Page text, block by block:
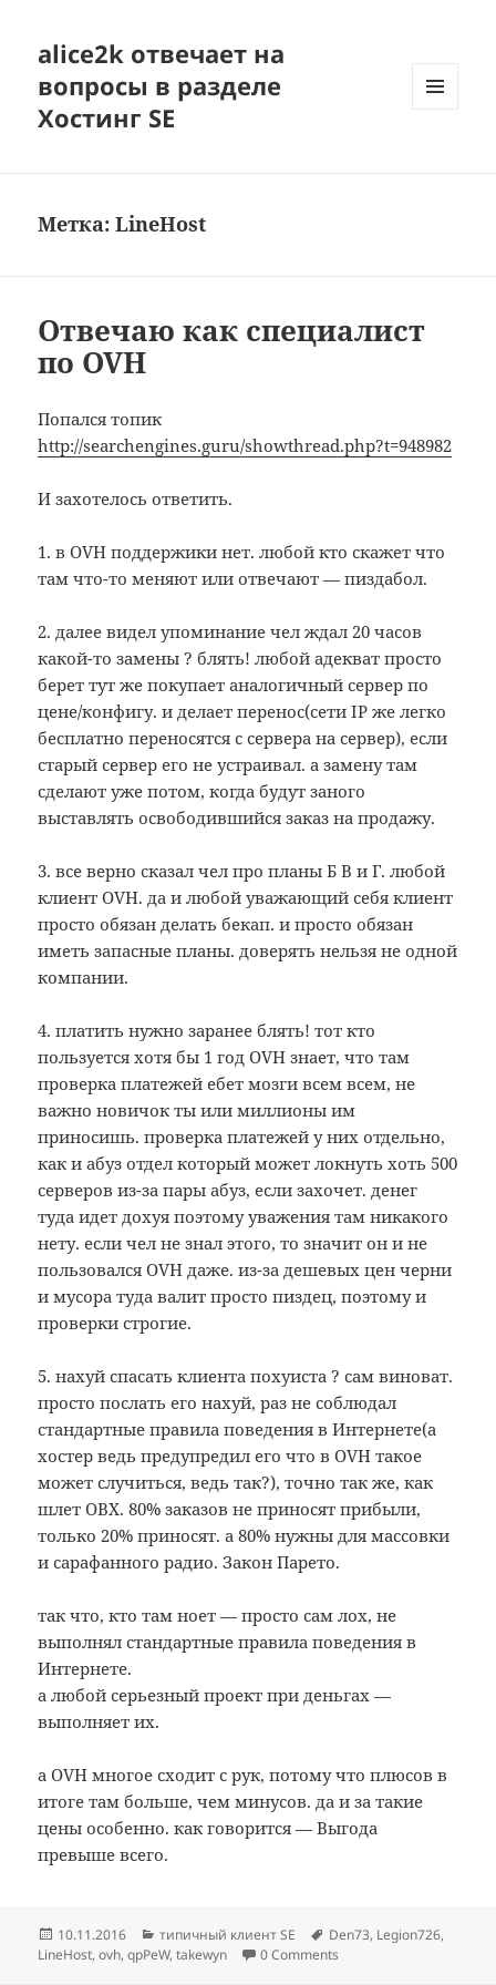
alice2k отвечает на
вопросы в разделе
Хостинг SE
Метка:LineHost
Отвечаю как специалист
по OVH
Попался топик
http://searchengines.guru/showthread.php?t=948982
И захотелось ответить.
1. в OVH поддержики нет. любой кто скажет что
там что-то меняют или отвечают — пиздабол.
2. далее видел упоминание чел ждал 20 часов
какой-то замены ? блять! любой адекват просто
берет тут же покупает аналогичный сервер по
цене/конфигу. и делает перенос(сети IP же легко
бесплатно переносятся с сервера на сервер), если
старый сервер его не устраивал. а замену там
сделают уже потом, когда будут заного
выставлять освободившийся заказ на продажу.
3. все верно сказал чел про планы Б В и Г. любой
клиент OVH. да и любой уважающий себя клиент
просто обязан делать бекап. и просто обязан
иметь запасные планы. доверять нельзя не одной
компании.
4. платить нужно заранее блять! тот кто
пользуется хотя бы 1 год OVH знает, что там
проверка платежей ебет мозги всем всем, не
важно новичок ты или миллионы им
приносишь. проверка платежей у них отдельно,
как и абуз отдел который может локнуть хоть 500
серверов из-за пары абуз, если захочет. денег
туда идет дохуя поэтому уважения там никакого
нету. если чел не знал этого, то значит он и не
пользовался OVH даже. из-за дешевых цен черни
и мусора туда валит просто пиздец, поэтому и
проверки строгие.
5. нахуй спасать клиента похуиста ? сам виноват.
просто послать его нахуй, раз не соблюдал
стандартные правила поведения в Интернете(а
хостер ведь предупредил его что в OVH такое
может случиться, ведь так?), точно так же, как
шлет ОВХ. 80% заказов не приносят прибыли,
только 20% приносят. а 80% нужны для массовки
и сарафанного радио. Закон Парето.
так что, кто там ноет — просто сам лох, не
выполнял стандартные правила поведения в
Интернете.
а любой серьезный проект при деньгах —
выполняет их.
а OVH многое сходит с рук, потому что плюсов в
итоге там больше, чем минусов. да и за такие
цены особенно. как говорится — Выгода
превыше всего.
Опубликовано
10.11.2016 Рубрики
типичный клиент SE Метки
Den73, Legion726,
LineHost,ovh,qpPeW,takewyn 0 Comments